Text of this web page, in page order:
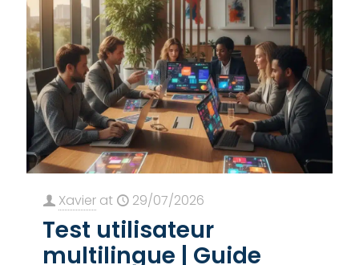
Xavier at 29/07/2026
Test utilisateur
multilingue | Guide